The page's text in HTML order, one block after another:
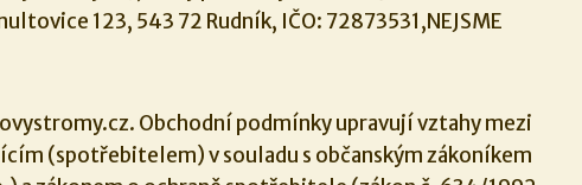
123, 543 72 Rudník, IČO: 72873531,NEJSME
Obchodní podmínky upravují vztahy mezi
(spotřebitelem) v souladu s občanským zákoníkem